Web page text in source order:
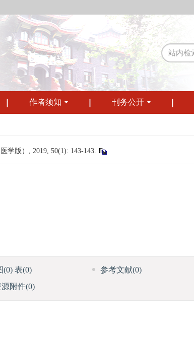
作者须知 刊务公开
学版）, 2019, 50(1): 143-143.
(0)表(0) 参考文献(0)
源附件(0)